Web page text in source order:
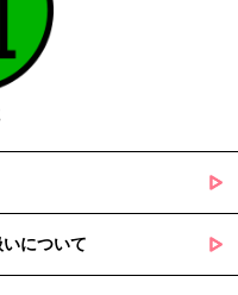
よって当該事務の遂行に支
できる管理体制を敷き実行
について